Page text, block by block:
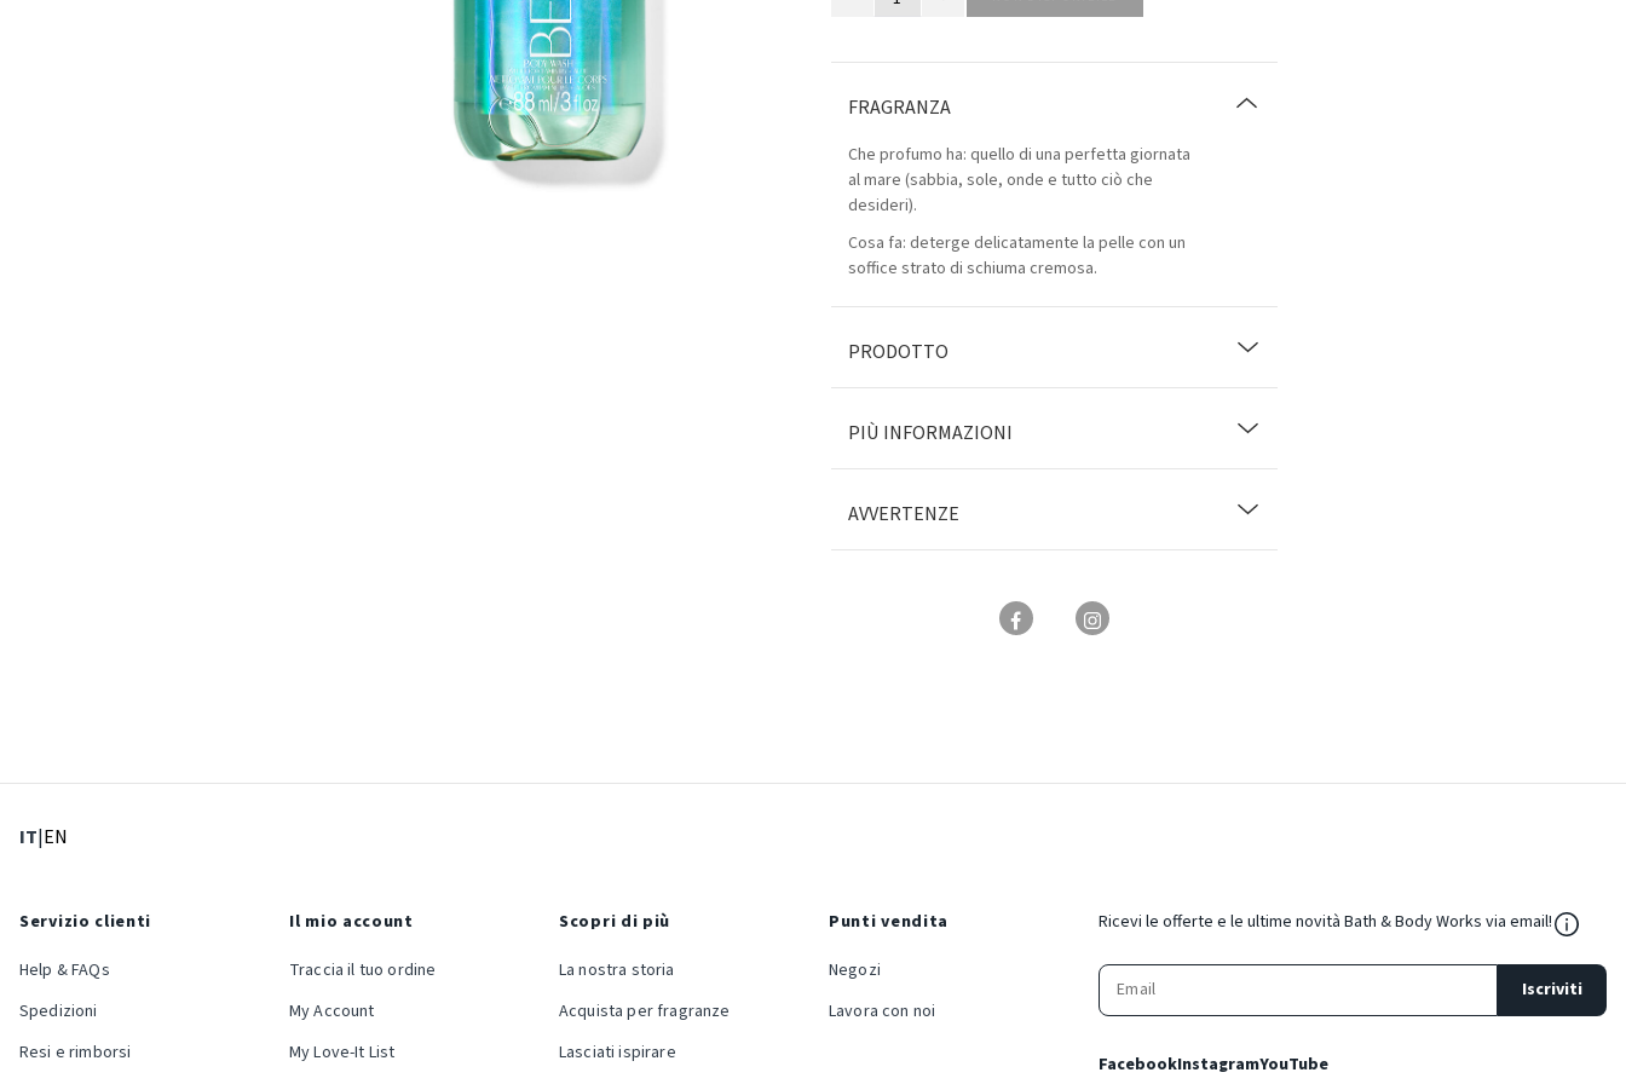
FRAGRANZA
Che profumo ha: quello di una perfetta giornata
al mare (sabbia, sole, onde e tutto ciò che
desideri).
Cosa fa: deterge delicatamente la pelle con un
soffice strato di schiuma cremosa.
PRODOTTO
PIÙ INFORMAZIONI
AVVERTENZE
IT: Lingua corrente
|EN
Servizio clienti
Help & FAQs
Spedizioni
Resi e rimborsi
Il mio account
Traccia il tuo ordine
My Account
My Love-It List
Scopri di più
La nostra storia
Acquista per fragranze
Lasciati ispirare
Punti vendita
Negozi
Lavora con noi
Ricevi le offerte e le ultime novità Bath & Body Works via email!
Iscriviti
FacebookInstagramYouTube